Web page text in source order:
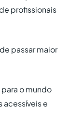
profissionais
passar maior
o mundo
acessíveis e